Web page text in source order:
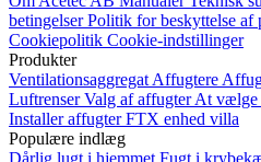
betingelserPolitik for beskyttelse af
Cookiepolitik Cookie-indstillinger
Produkter
Ventilationsaggregat Affugtere
LuftrenserValg af affugterAt vælge
Installer affugterFTX enhed villa
Populære indlæg
Dårlig lugt i hjemmet Fugt i